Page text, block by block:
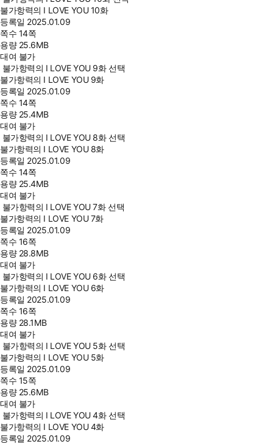
불가항력의 I LOVE YOU 10화
등록일 2025.01.09
쪽수 14쪽
용량 25.6MB
대여 불가
불가항력의 I LOVE YOU 9화 선택
불가항력의 I LOVE YOU 9화
등록일 2025.01.09
쪽수 14쪽
용량 25.4MB
대여 불가
불가항력의 I LOVE YOU 8화 선택
불가항력의 I LOVE YOU 8화
등록일 2025.01.09
쪽수 14쪽
용량 25.4MB
대여 불가
불가항력의 I LOVE YOU 7화 선택
불가항력의 I LOVE YOU 7화
등록일 2025.01.09
쪽수 16쪽
용량 28.8MB
대여 불가
불가항력의 I LOVE YOU 6화 선택
불가항력의 I LOVE YOU 6화
등록일 2025.01.09
쪽수 16쪽
용량 28.1MB
대여 불가
불가항력의 I LOVE YOU 5화 선택
불가항력의 I LOVE YOU 5화
등록일 2025.01.09
쪽수 15쪽
용량 25.6MB
대여 불가
불가항력의 I LOVE YOU 4화 선택
불가항력의 I LOVE YOU 4화
등록일 2025.01.09